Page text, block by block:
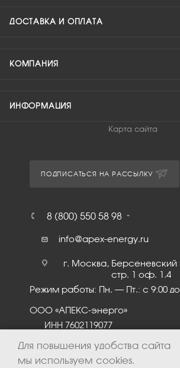
ДОСТАВКА И ОПЛАТА
КОМПАНИЯ
ИНФОРМАЦИЯ
Карта сайта
ПОДПИСАТЬСЯ НА РАССЫЛКУ
8 (800) 550 58 98
info@apex-energy.ru
г. Москва, Берсеневский
стр. 1 оф. 1.4
Режим работы: Пн. – Пт.: с 9:00 до
ООО «АПЕКС-энерго»
ИНН 7602119077
Для повышения удобства сайта
мы используем cookies.